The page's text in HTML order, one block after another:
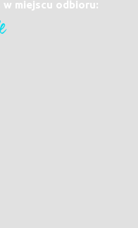
miejscu odbioru: